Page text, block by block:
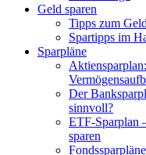
Geld sparen
Tipps zum
Spartipps im
Sparpläne
Der
sinnvoll?
ETF-Sparplan
sparen